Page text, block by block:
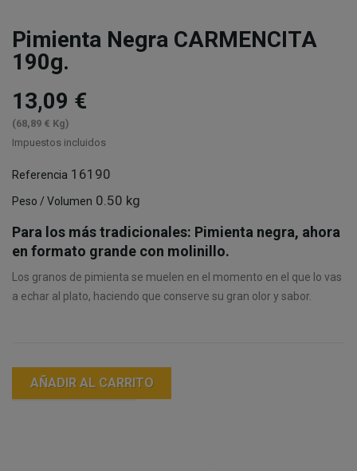
Pimienta Negra CARMENCITA
190g.
13,09 €
(68,89 € Kg)
Impuestos incluidos
Referencia 16190
Peso / Volumen 0.50 kg
Para los más tradicionales: Pimienta negra, ahora
en formato grande con molinillo.
Los granos de pimienta se muelen en el momento en el que lo vas
a echar al plato, haciendo que conserve su gran olor y sabor.
AÑADIR AL CARRITO